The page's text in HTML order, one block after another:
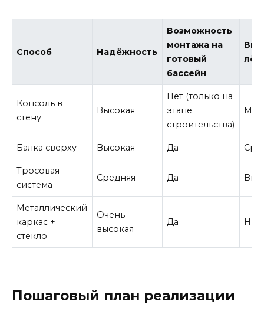
Способ Надёжность
Возможность
монтажа на
готовый
бассейн
Консоль в
стену
Высокая
Нет (только на
этапе
строительства)
Балка сверху Высокая Да
Тросовая
система
Средняя Да
Металлический
каркас +
стекло
Очень
высокая
Да
Пошаговый план реализации